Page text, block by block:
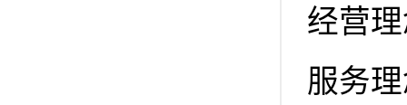
经营
服务